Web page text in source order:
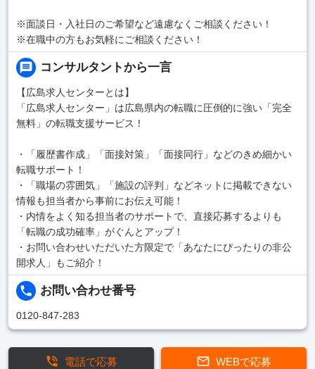
※面談日・入社日のご希望など遠慮なくご相談ください！
※在職中の方もお気軽にご相談ください！
コンサルタントから一言
【広島求人センターとは】
「広島求人センター」は広島県内の転職に圧倒的に強い「完全
無料」の転職支援サービス！
・「履歴書作成」「面接対策」「面接同行」などのきめ細かい
転職サポート！
・「職場の雰囲気」「施設の評判」などネットに掲載できない
情報も担当者から事前にお伝え可能！
・内情をよく知る担当者のサポートで、直接応募するよりも
「転職の成功確率」がぐんとアップ！
・お問い合わせいただいた方限定で「あなたにぴったりの非公
開求人」もご紹介！
お問い合わせ番号
0120-847-283
WEBで応募
電話で応募